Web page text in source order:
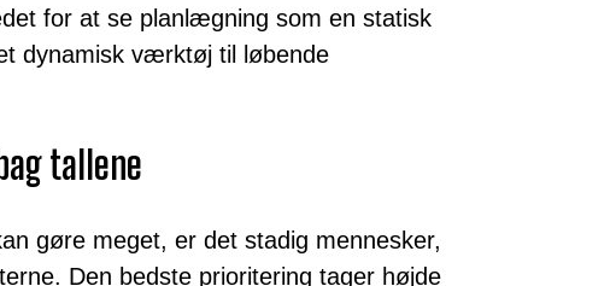
for at se planlægning som en statisk
dynamisk værktøj til løbende
tallene
gøre meget, er det stadig mennesker,
Den bedste prioritering tager højde